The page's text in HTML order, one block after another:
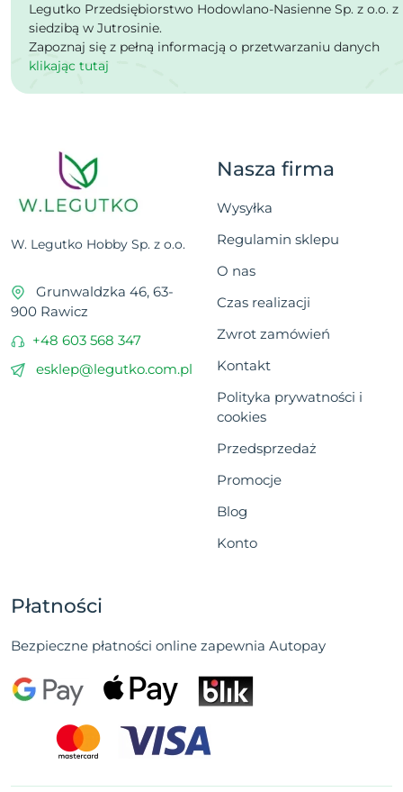
Legutko Przedsiębiorstwo Hodowlano-Nasienne Sp. z o.o. z
siedzibą w Jutrosinie.
Zapoznaj się z pełną informacją o przetwarzaniu danych
klikając tutaj
W. Legutko Hobby Sp. z o.o.
Grunwaldzka 46, 63-
900 Rawicz
+48 603 568 347
esklep@legutko.com.pl
Nasza firma
Wysyłka
Regulamin sklepu
O nas
Czas realizacji
Zwrot zamówień
Kontakt
Polityka prywatności i
cookies
Przedsprzedaż
Promocje
Blog
Konto
Płatności
Bezpieczne płatności online zapewnia Autopay